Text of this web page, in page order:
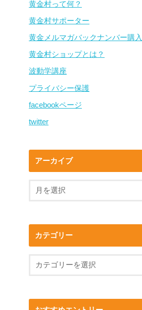
黄金村って何？
黄金村サポーター
黄金メルマガバックナンバー購入
黄金村ショップとは？
波動学講座
プライバシー保護
facebookページ
twitter
アーカイブ
カテゴリー